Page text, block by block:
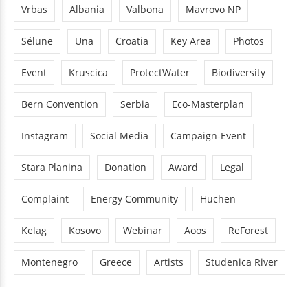
Vrbas Albania Valbona Mavrovo NP
Sélune Una Croatia Key Area Photos
Event Kruscica ProtectWater Biodiversity
Bern Convention Serbia Eco-Masterplan
Instagram Social Media Campaign-Event
Stara Planina Donation Award Legal
Complaint Energy Community Huchen
Kelag Kosovo Webinar Aoos ReForest
Montenegro Greece Artists Studenica River